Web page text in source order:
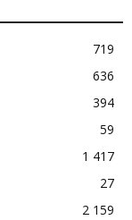
719
636
394
59
1 417
27
2 159